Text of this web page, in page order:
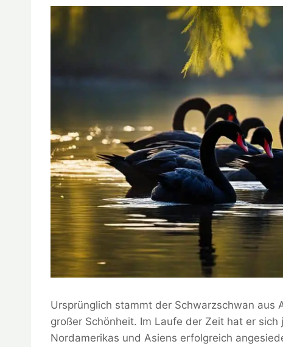
Ursprünglich stammt der Schwarzschwan aus
großer Schönheit. Im Laufe der Zeit hat er
Nordamerikas und Asiens erfolgreich